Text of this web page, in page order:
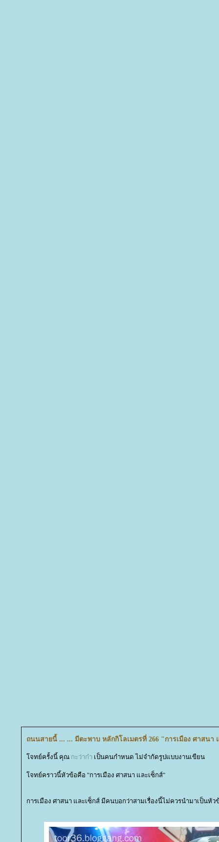
ถนนสายนี้ ... ... มีตะพาบ หลักกิโลเมตรที่ 266 "การเมือง ศาสนา
จทย์ครั้งนี้ คุณ กะว่าก๋า เป็นคนกำหนด ไม่จำกัดรูปแบบงานเขียน
จทย์คราวนี้หัวข้อคือ "การเมือง ศาสนา และเซ็กส์"
การเมือง ศาสนา และเซ็กส์ มีคนบอกว่าสามเรื่องนี้ไม่ควรนำมาเป็นหั